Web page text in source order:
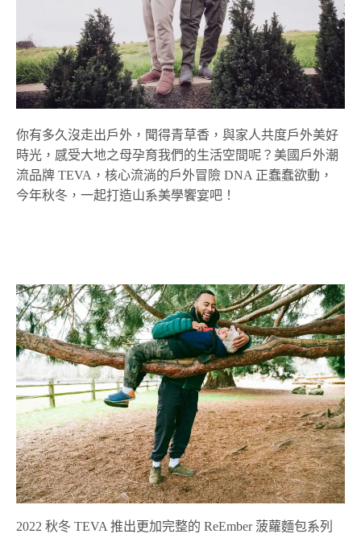
你有多久沒走出戶外，聞得青草香，與家人共度戶外美好
時光，感受大地之母孕育我們的生活空間呢？美國戶外潮
流品牌 TEVA，核心流淌的戶外冒險 DNA 正蠢蠢欲動，
今年秋冬，一起打造山系美學饗宴吧！
2022 秋冬 TEVA 推出更加完整的 ReEmber 菠蘿麵包系列